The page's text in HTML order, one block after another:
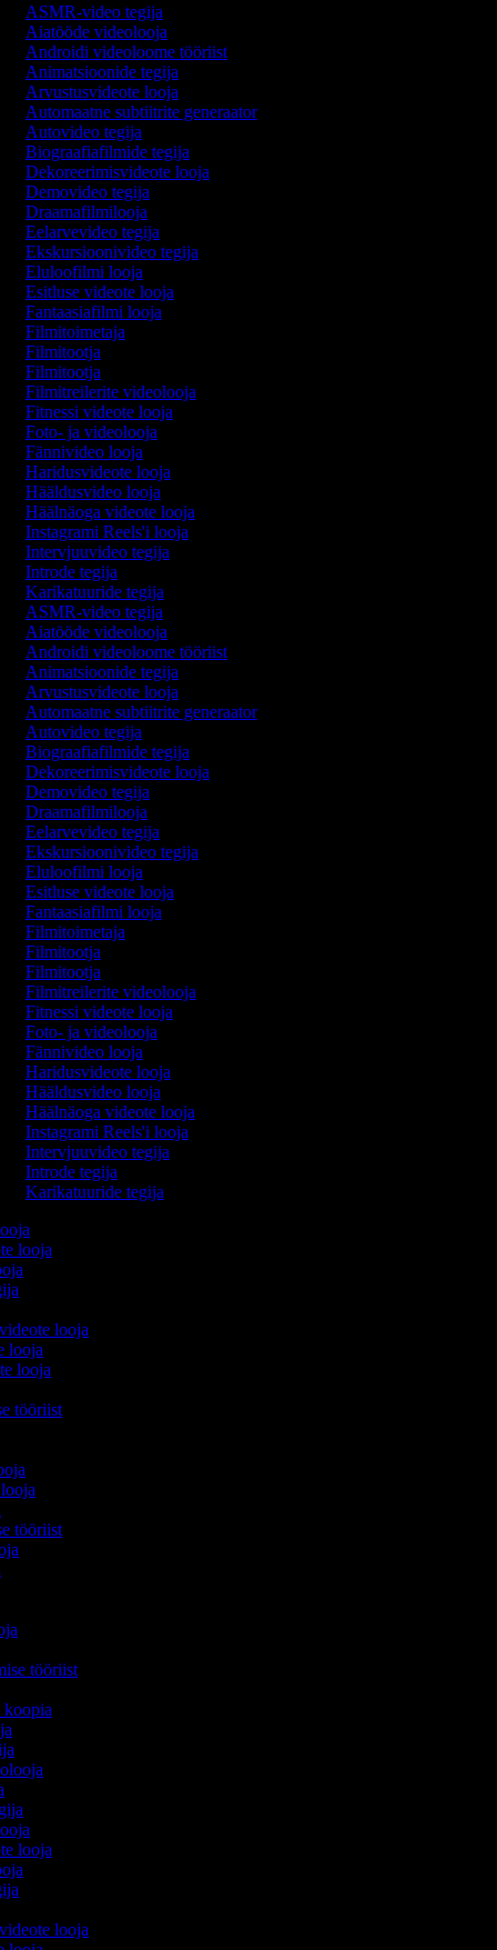
ASMR-video tegija
Aiatööde videolooja
Androidi videoloome tööriist
Animatsioonide tegija
Arvustusvideote looja
Automaatne subtiitrite generaator
Autovideo tegija
Biograafiafilmide tegija
Dekoreerimisvideote looja
Demovideo tegija
Draamafilmilooja
Eelarvevideo tegija
Ekskursioonivideo tegija
Eluloofilmi looja
Esitluse videote looja
Fantaasiafilmi looja
Filmitoimetaja
Filmitootja
Filmitootja
Filmitreilerite videolooja
Fitnessi videote looja
Foto- ja videolooja
Fännivideo looja
Haridusvideote looja
Hääldusvideo looja
Häälnäoga videote looja
Instagrami Reels'i looja
Intervjuuvideo tegija
Introde tegija
Karikatuuride tegija
ASMR-video tegija
Aiatööde videolooja
Androidi videoloome tööriist
Animatsioonide tegija
Arvustusvideote looja
Automaatne subtiitrite generaator
Autovideo tegija
Biograafiafilmide tegija
Dekoreerimisvideote looja
Demovideo tegija
Draamafilmilooja
Eelarvevideo tegija
Ekskursioonivideo tegija
Eluloofilmi looja
Esitluse videote looja
Fantaasiafilmi looja
Filmitoimetaja
Filmitootja
Filmitootja
Filmitreilerite videolooja
Fitnessi videote looja
Foto- ja videolooja
Fännivideo looja
Haridusvideote looja
Hääldusvideo looja
Häälnäoga videote looja
Instagrami Reels'i looja
Intervjuuvideo tegija
Introde tegija
Karikatuuride tegija
looja
looja
looja
looja
tööriist
tööriist
tööriist
koopia
looja
looja